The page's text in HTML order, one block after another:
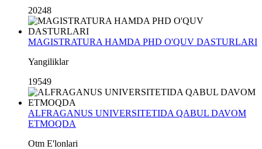
20248
MAGISTRATURA HAMDA PHD O'QUV DASTURLARI
Yangiliklar
19549
ALFRAGANUS UNIVERSITETIDA QABUL DAVOM
ETMOQDA
Otm E'lonlari